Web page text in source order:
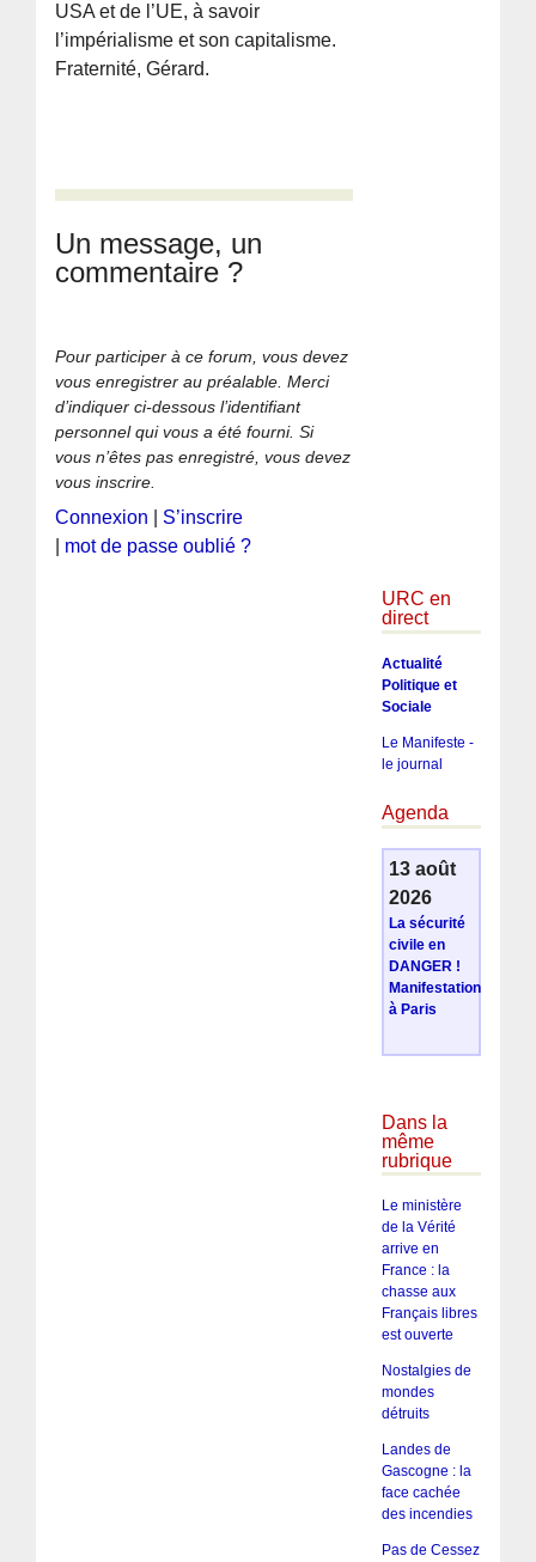
USA et de l’UE, à savoir
l’impérialisme et son capitalisme.
Fraternité, Gérard.
Un message, un
commentaire ?
Pour participer à ce forum, vous devez
vous enregistrer au préalable. Merci
d’indiquer ci-dessous l’identifiant
personnel qui vous a été fourni. Si
vous n’êtes pas enregistré, vous devez
vous inscrire.
Connexion
S’inscrire
mot de passe oublié ?
URC en
direct
Actualité
Politique et
Sociale
Le Manifeste -
le journal
Agenda
13 août
2026
La sécurité
civile en
DANGER !
Manifestation
à Paris
Dans la
même
rubrique
Le ministère
de la Vérité
arrive en
France : la
chasse aux
Français libres
est ouverte
Nostalgies de
mondes
détruits
Landes de
Gascogne : la
face cachée
des incendies
Pas de Cessez